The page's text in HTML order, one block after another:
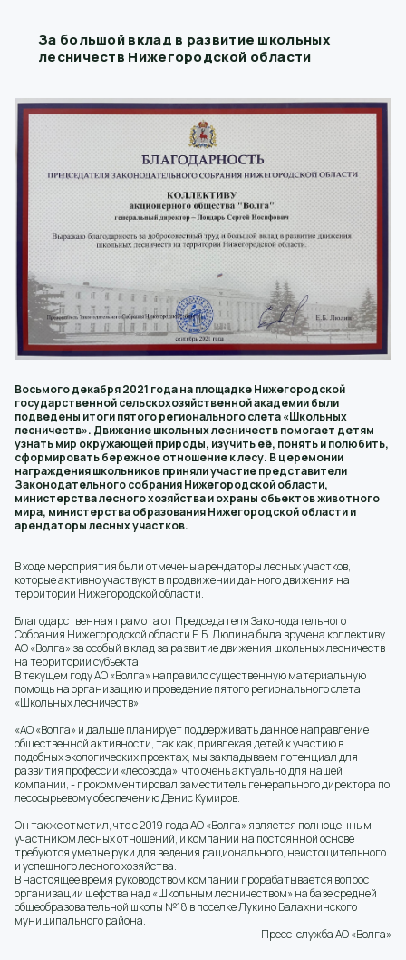
За большой вклад в развитие школьных
лесничеств Нижегородской области
Восьмого декабря 2021 года на площадке Нижегородской
государственной сельскохозяйственной академии были
подведены итоги пятого регионального слета «Школьных
лесничеств». Движение школьных лесничеств помогает детям
узнать мир окружающей природы, изучить её, понять и полюбить,
сформировать бережное отношение к лесу. В церемонии
награждения школьников приняли участие представители
Законодательного собрания Нижегородской области,
министерства лесного хозяйства и охраны объектов животного
мира, министерства образования Нижегородской области и
арендаторы лесных участков.
В ходе мероприятия были отмечены арендаторы лесных участков,
которые активно участвуют в продвижении данного движения на
территории Нижегородской области.
Благодарственная грамота от Председателя Законодательного
Собрания Нижегородской области Е.Б. Люлина была вручена коллективу
АО «Волга» за особый в клад за развитие движения школьных лесничеств
на территории субъекта.
В текущем году АО «Волга» направило существенную материальную
помощь на организацию и проведение пятого регионального слета
«Школьных лесничеств».
«АО «Волга» и дальше планирует поддерживать данное направление
общественной активности, так как, привлекая детей к участию в
подобных экологических проектах, мы закладываем потенциал для
развития профессии «лесовода», что очень актуально для нашей
компании, - прокомментировал заместитель генерального директора по
лесосырьевому обеспечению Денис Кумиров.
Он также отметил, что с 2019 года АО «Волга» является полноценным
участником лесных отношений, и компании на постоянной основе
требуются умелые руки для ведения рационального, неистощительного
и успешного лесного хозяйства.
В настоящее время руководством компании прорабатывается вопрос
организации шефства над «Школьным лесничеством» на базе средней
общеобразовательной школы №18 в поселке Лукино Балахнинского
муниципального района.
Пресс-служба АО «Волга»